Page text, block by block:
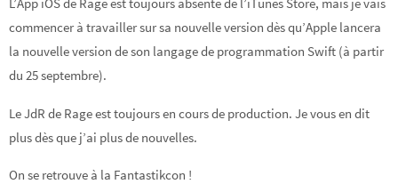
commencer à travailler sur sa nouvelle version dès qu’Apple lancera
la nouvelle version de son langage de programmation Swift (à partir
du 25 septembre).
Le JdR de Rage est toujours en cours de production. Je vous en dit
plus dès que j’ai plus de nouvelles.
On se retrouve à la Fantastikcon !